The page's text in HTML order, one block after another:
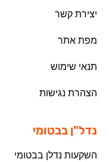
יצירת קשר
מפת אתר
תנאי שימוש
הצהרת נגישות
נדל"ן בבטומי
השקעות נדלן בבטומי